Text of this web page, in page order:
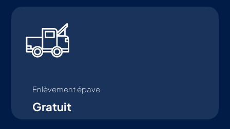
Enlèvement épave
Gratuit